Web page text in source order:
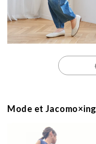
Mode et